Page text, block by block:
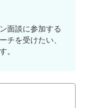
面談に参加する
チを受けたい、
。